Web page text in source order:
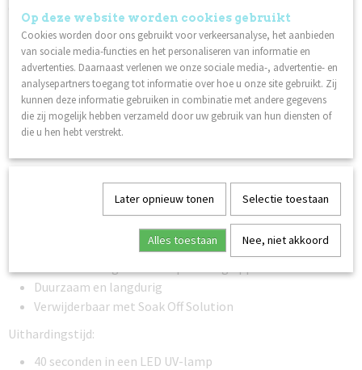
Lilly Nails Gel Polish is ontwikkeld en geproduceerd in
Zweden.
Hecht op natuurlijke nagels over I'm Base of Structure
Base, en op nagels met gel, Invicta of acryl.
Gemaakt in Zweden
Veganistisch
Middelmatige viscositeit - loopt niet uit
Flexibel na uitharding
Duurzaam en langdurig
Verwijderbaar met Soak Off Solution
Uithardingstijd:
40 seconden in een LED UV-lamp
Op deze website worden cookies gebruikt
Cookies worden door ons gebruikt voor verkeersanalyse, het aanbieden
van sociale media-functies en het personaliseren van informatie en
advertenties. Daarnaast verlenen we onze sociale media-, advertentie- en
analysepartners toegang tot informatie over hoe u onze site gebruikt. Zij
kunnen deze informatie gebruiken in combinatie met andere gegevens
die zij mogelijk hebben verzameld door uw gebruik van hun diensten of
die u hen hebt verstrekt.
Later opnieuw tonen Selectie toestaan
Alles toestaan Nee, niet akkoord